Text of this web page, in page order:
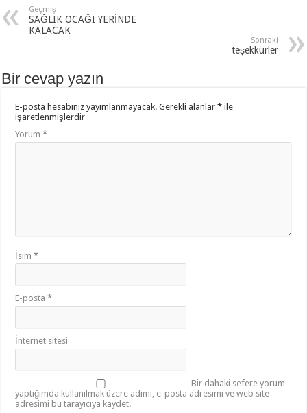
Geçmiş
SAĞLIK OCAĞI YERİNDE
KALACAK
Sonraki
teşekkürler
Bir cevap yazın
E-posta hesabınız yayımlanmayacak. Gerekli alanlar* ile
işaretlenmişlerdir
Yorum*
İsim*
E-posta*
İnternet sitesi
Bir dahaki sefere yorum
yaptığımda kullanılmak üzere adımı, e-posta adresimi ve web site
adresimi bu tarayıcıya kaydet.